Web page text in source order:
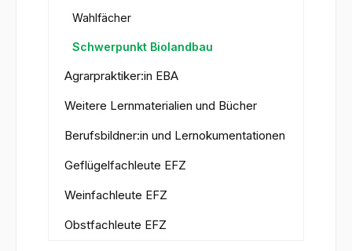
Wahlfächer
Schwerpunkt Biolandbau
Agrarpraktiker:in EBA
Weitere Lernmaterialien und Bücher
Berufsbildner:in und Lernokumentationen
Geflügelfachleute EFZ
Weinfachleute EFZ
Obstfachleute EFZ